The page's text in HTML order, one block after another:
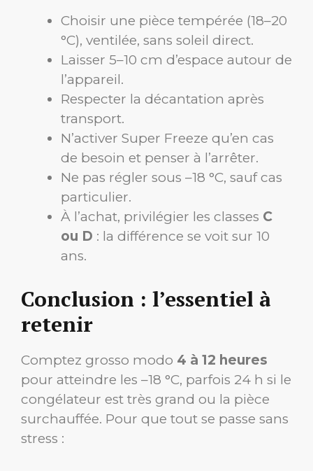
Choisir une pièce tempérée (18–20
°C), ventilée, sans soleil direct.
Laisser 5–10 cm d’espace autour de
l’appareil.
Respecter la décantation après
transport.
N’activer Super Freeze qu’en cas
de besoin et penser à l’arrêter.
Ne pas régler sous –18 °C, sauf cas
particulier.
À l’achat, privilégier les classes C
ou D : la différence se voit sur 10
ans.
Conclusion : l’essentiel à
retenir
Comptez grosso modo 4 à 12 heures
pour atteindre les –18 °C, parfois 24 h si le
congélateur est très grand ou la pièce
surchauffée. Pour que tout se passe sans
stress :